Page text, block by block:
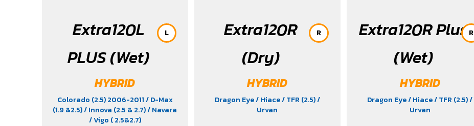
Extra120L
PLUS (Wet)
HYBRID
Colorado (2.5) 2006-2011/ D-Max
(1.9 &2.5)/ Innova (2.5 & 2.7)/ Navara
/ Vigo ( 2.5&2.7)
L
Extra120R
(Dry)
HYBRID
Dragon Eye/ Hiace/ TFR (2.5)/
Urvan
R
Extra120R Plus
(Wet)
HYBRID
Dragon Eye/ Hiace/ TFR (2.5)/
Urvan
R